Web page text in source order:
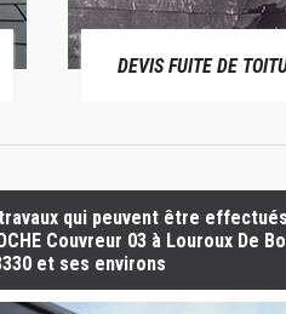
DEVIS FUITE DE
qui peuvent être
Couvreur 03 à Louroux De
et ses environs